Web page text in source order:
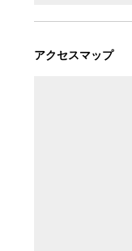
アクセスマップ